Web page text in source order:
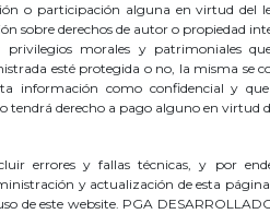
o participación alguna en virtud del
derechos de autor o propiedad
morales y patrimoniales
esté protegida o no, la misma se
información como confidencial y
derecho a pago alguno en virtud
errores y fallas técnicas, y por
y actualización de esta
de este website. PGA